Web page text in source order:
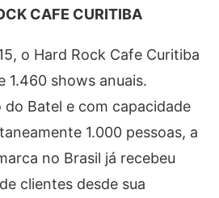
CAFE CURITIBA
o Hard Rock Cafe Curitiba
1.460 shows anuais.
Batel e com capacidade
1.000 pessoas, a
no Brasil já recebeu
clientes desde sua